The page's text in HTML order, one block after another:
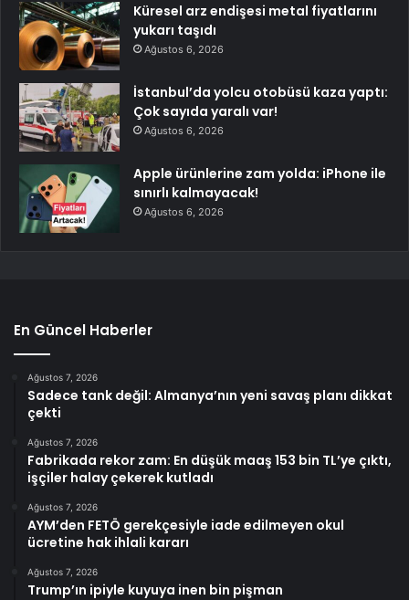
Küresel arz endişesi metal fiyatlarını
yukarı taşıdı
Ağustos 6, 2026
İstanbul’da yolcu otobüsü kaza yaptı:
Çok sayıda yaralı var!
Ağustos 6, 2026
Apple ürünlerine zam yolda: iPhone ile
sınırlı kalmayacak!
Ağustos 6, 2026
En Güncel Haberler
Ağustos 7, 2026
Sadece tank değil: Almanya’nın yeni savaş planı dikkat
çekti
Ağustos 7, 2026
Fabrikada rekor zam: En düşük maaş 153 bin TL’ye çıktı,
işçiler halay çekerek kutladı
Ağustos 7, 2026
AYM’den FETÖ gerekçesiyle iade edilmeyen okul
ücretine hak ihlali kararı
Ağustos 7, 2026
Trump’ın ipiyle kuyuya inen bin pişman